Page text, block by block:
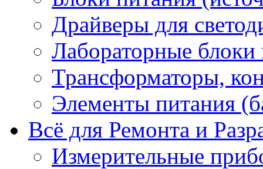
Драйверы для
Лабораторные блоки
Трансформаторы,
Элементы питания
Всё для Ремонта и
Измерительные